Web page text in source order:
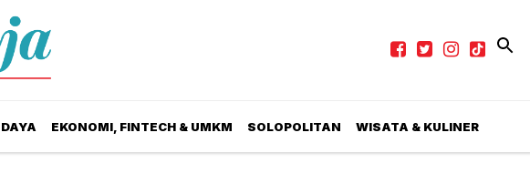
EKONOMI, FINTECH & UMKM SOLOPOLITAN WISATA & KULINER